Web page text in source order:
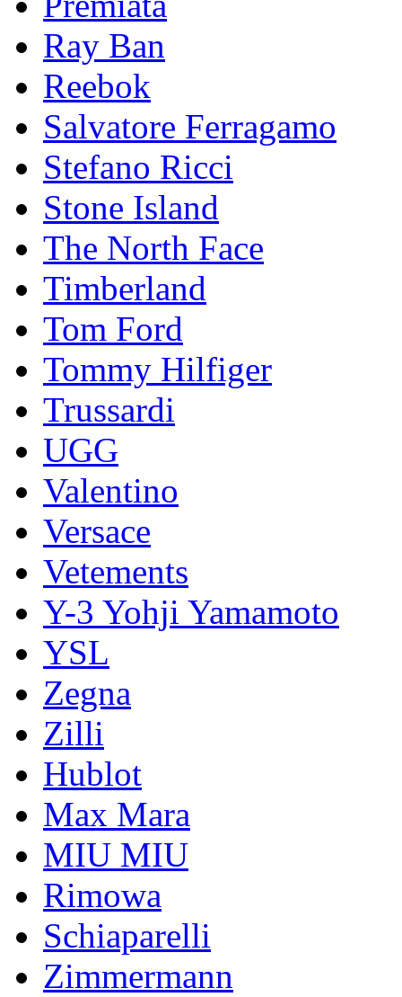
Ray Ban
Reebok
Salvatore Ferragamo
Stefano Ricci
Stоnе Islаnd
The North Face
Timberland
Tom Ford
Tommy Hilfiger
Trussardi
UGG
Valentino
Versace
Vetements
Y-3 Yohji Yamamoto
YSL
Zegna
Zilli
Hublot
Max Mara
MIU MIU
Rimowa
Schiaparelli
Zimmermann